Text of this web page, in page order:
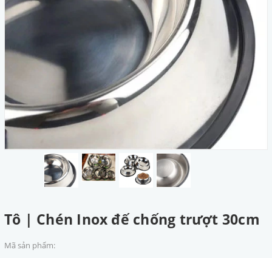
Tô | Chén Inox đế chống trượt 30cm
Mã sản phẩm: